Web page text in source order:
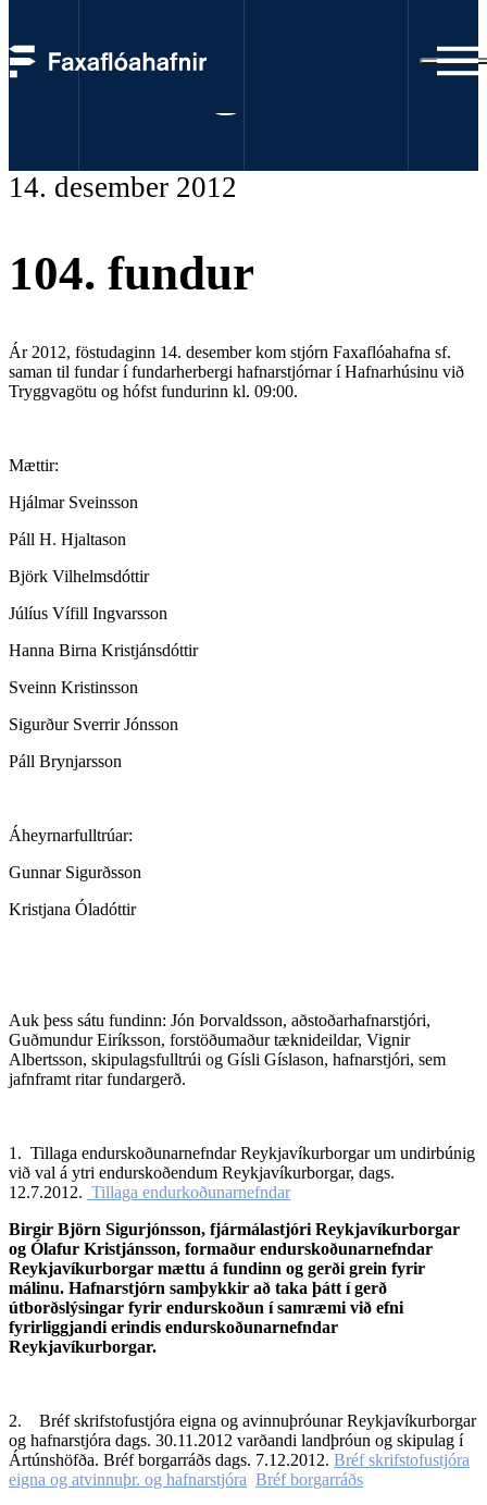
Fundargerðir
14. desember 2012
104. fundur
Ár 2012, föstudaginn 14. desember kom stjórn Faxaflóahafna sf.
saman til fundar í fundarherbergi hafnarstjórnar í Hafnarhúsinu við
Tryggvagötu og hófst fundurinn kl. 09:00.
Mættir:
Hjálmar Sveinsson
Páll H. Hjaltason
Björk Vilhelmsdóttir
Júlíus Vífill Ingvarsson
Hanna Birna Kristjánsdóttir
Sveinn Kristinsson
Sigurður Sverrir Jónsson
Páll Brynjarsson
Áheyrnarfulltrúar:
Gunnar Sigurðsson
Kristjana Óladóttir
Auk þess sátu fundinn: Jón Þorvaldsson, aðstoðarhafnarstjóri,
Guðmundur Eiríksson, forstöðumaður tæknideildar, Vignir
Albertsson, skipulagsfulltrúi og Gísli Gíslason, hafnarstjóri, sem
jafnframt ritar fundargerð.
1. Tillaga endurskoðunarnefndar Reykjavíkurborgar um undirbúnig
við val á ytri endurskoðendum Reykjavíkurborgar, dags.
12.7.2012. Tillaga endurkoðunarnefndar
Birgir Björn Sigurjónsson, fjármálastjóri Reykjavíkurborgar
og Ólafur Kristjánsson, formaður endurskoðunarnefndar
Reykjavíkurborgar mættu á fundinn og gerði grein fyrir
málinu. Hafnarstjórn samþykkir að taka þátt í gerð
útborðslýsingar fyrir endurskoðun í samræmi við efni
fyrirliggjandi erindis endurskoðunarnefndar
Reykjavíkurborgar.
2. Bréf skrifstofustjóra eigna og avinnuþróunar Reykjavíkurborgar
og hafnarstjóra dags. 30.11.2012 varðandi landþróun og skipulag í
Ártúnshöfða. Bréf borgarráðs dags. 7.12.2012. Bréf skrifstofustjóra
eigna og atvinnuþr. og hafnarstjóra Bréf borgarráðs